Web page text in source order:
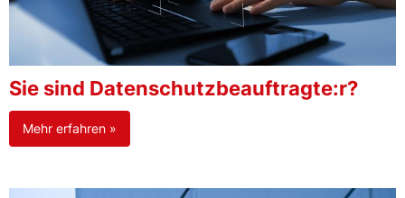
Sie sind Datenschutzbeauftragte:r?
Mehr erfahren »